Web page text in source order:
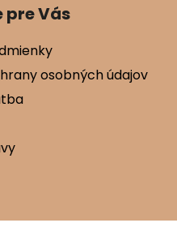
Vás
osobných údajov